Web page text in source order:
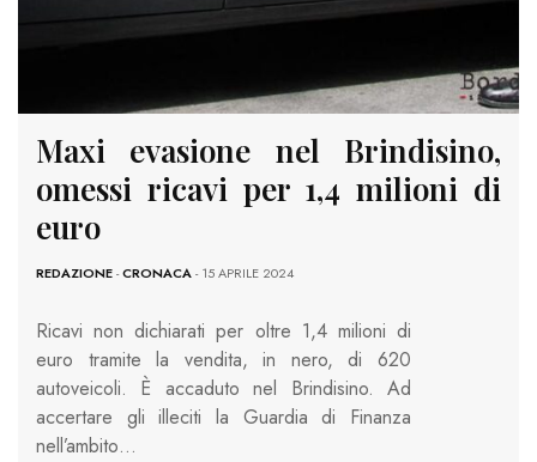
Maxi evasione nel Brindisino,
omessi ricavi per 1,4 milioni di
euro
REDAZIONE-CRONACA- 15 APRILE 2024
Ricavi non dichiarati per oltre 1,4 milioni di
euro tramite la vendita, in nero, di 620
autoveicoli. È accaduto nel Brindisino. Ad
accertare gli illeciti la Guardia di Finanza
nell’ambito…